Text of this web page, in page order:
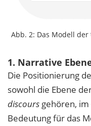
Abb. 2: Das Modell
1. Narrative
Die Positionierung
sowohl die Ebene
discours gehören,
Bedeutung für das